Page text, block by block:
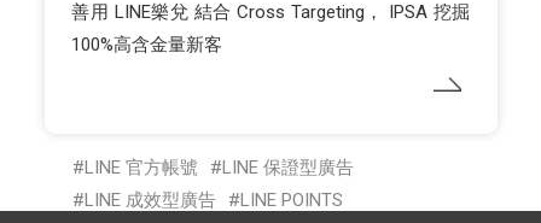
善用 LINE樂兌 結合 Cross Targeting， IPSA 挖掘
100%高含金量新客
LINE 官方帳號
LINE 保證型廣告
LINE 成效型廣告
LINE POINTS